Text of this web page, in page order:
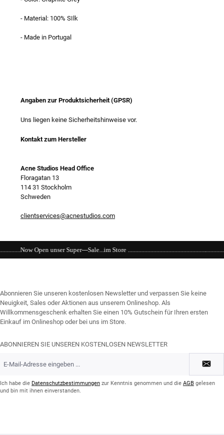
- Material: 100% SIlk
- Made in Portugal
Angaben zur Produktsicherheit (GPSR)
Uns liegen keine Sicherheitshinweise vor.
Kontakt zum Hersteller
Acne Studios Head Office
Floragatan 13
114 31 Stockholm
Schweden
clientservices@acnestudios.com
Super---Sale...im Store
Abonnieren Sie unseren kostenlosen Newsletter und verpassen Sie keine
Neuigkeit, Sales oder Aktionen aus unserem Onlineshop. Als
Willkommensgeschenk erhalten Sie einen 10% Gutschein für Ihren ersten
Einkauf im Onlineshop oder bei uns im Store.
ABONNIEREN SIE UNSEREN KOSTENLOSEN NEWSLETTER
Mail-
*Ich habe die Datenschutzbestimmungen zur Kenntnis genommen und die AGB gelesen
und bin mit ihnen einverstanden.